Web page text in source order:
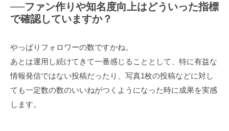
──ファン作りや知名度向上はどういった指標
で確認していますか？
やっぱりフォロワーの数ですかね。
あとは運用し続けてきて一番感じることとして、特に有益な
情報発信ではない投稿だったり、写真1枚の投稿などに対し
ても一定数の数のいいねがつくようになった時に成果を実感
します。